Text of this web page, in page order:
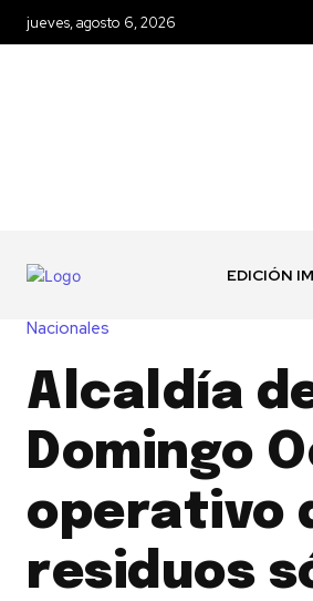
jueves, agosto 6, 2026
EDICIÓN
Nacionales
Alcaldía
Domingo
operativo
residuos